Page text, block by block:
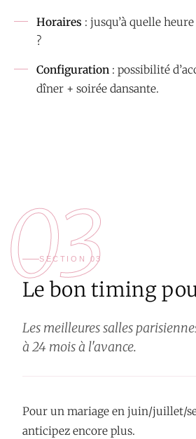
Horaires : jusqu’à quelle
?
Configuration : possibilité
dîner + soirée dansante.
03
SECTION 03
Le bon timing
Les meilleures salles
à 24 mois à l'avance.
Pour un mariage en juin/juillet/
anticipez encore plus.